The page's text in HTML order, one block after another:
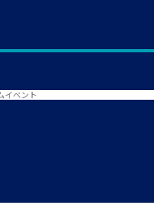
イベント